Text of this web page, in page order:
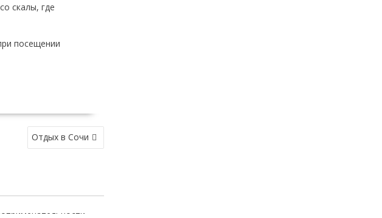
скалы, где
посещении
Отдых в Сочи